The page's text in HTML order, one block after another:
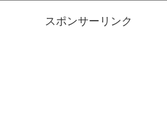
スポンサーリンク